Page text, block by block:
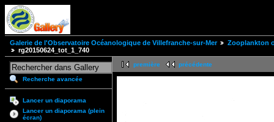
Galerie de l'Observatoire Océanologique de Villefranche-sur-Mer
Zooplankton
rg20150624_tot_1_740
Recherche avancée
Lancer un diaporama
Lancer un diaporama (plein
écran)
première précédente